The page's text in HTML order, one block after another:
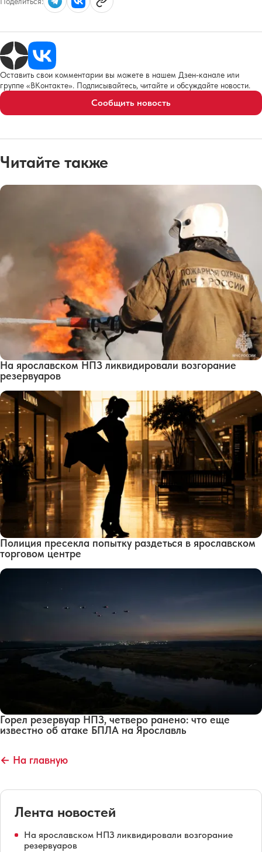
Оставить свои комментарии вы можете в нашем Дзен-канале или
группе «ВКонтакте». Подписывайтесь, читайте и обсуждайте новости.
Сообщить новость
Читайте также
На ярославском НПЗ ликвидировали возгорание
резервуаров
Полиция пресекла попытку раздеться в ярославском
торговом центре
Горел резервуар НПЗ, четверо ранено: что еще
известно об атаке БПЛА на Ярославль
← На главную
Лента новостей
На ярославском НПЗ ликвидировали возгорание
резервуаров